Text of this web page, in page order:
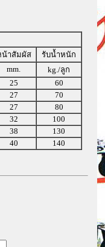
น้าสัมผัส
รับน้ำหนัก
mm.
kg./ลูก
25
60
27
70
27
80
32
100
38
130
40 140